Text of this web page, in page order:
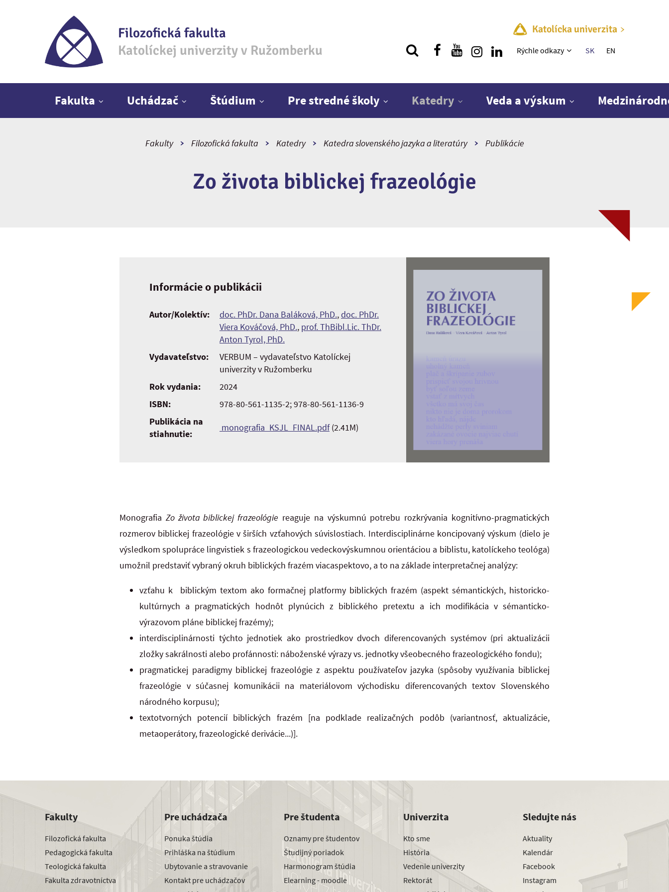
Filozofická fakulta
Katolíckej univerzity v Ružomberku
Katolícka univerzita
Rýchle menu
Rýchle odkazy SK EN
Fakulta Uchádzač Štúdium Pre stredné školy Katedry Veda a výskum
Fakulty Filozofická fakulta Katedry Katedra slovenského jazyka a literatúry Publikácie
Zo života biblickej frazeológie
Informácie o publikácii
Autor/Kolektív: doc. PhDr. Dana Baláková, PhD.,doc. PhDr.
Viera Kováčová, PhD., prof. ThBibl.Lic. ThDr.
Anton Tyrol, PhD.
Vydavateľstvo:
VERBUM – vydavateľstvo Katolíckej
univerzity v Ružomberku
Rok vydania:
2024
ISBN:
978-80-561-1135-2; 978-80-561-1136-9
Publikácia na
stiahnutie:
monografia_KSJL_FINAL.pdf(2.41M)
Monografia Zo života biblickej frazeológie reaguje na výskumnú potrebu rozkrývania kognitívno-pragmatických
rozmerov biblickej frazeológie v širších vzťahových súvislostiach. Interdisciplinárne koncipovaný výskum (dielo je
výsledkom spolupráce lingvistiek s frazeologickou vedeckovýskumnou orientáciou a biblistu, katolíckeho teológa)
umožnil predstaviť vybraný okruh biblických frazém viacaspektovo, a to na základe interpretačnej analýzy:
vzťahu k biblickým textom ako formačnej platformy biblických frazém (aspekt sémantických, historicko-
kultúrnych a pragmatických hodnôt plynúcich z biblického pretextu a ich modifikácia v sémanticko-
výrazovom pláne biblickej frazémy);
interdisciplinárnosti týchto jednotiek ako prostriedkov dvoch diferencovaných systémov (pri aktualizácii
zložky sakrálnosti alebo profánnosti: náboženské výrazy vs. jednotky všeobecného frazeologického fondu);
pragmatickej paradigmy biblickej frazeológie z aspektu používateľov jazyka (spôsoby využívania biblickej
frazeológie v súčasnej komunikácii na materiálovom východisku diferencovaných textov Slovenského
národného korpusu);
textotvorných potencií biblických frazém [na podklade realizačných podôb (variantnosť, aktualizácie,
metaoperátory, frazeologické derivácie...)].
Fakulty
Filozofická fakulta
Pedagogická fakulta
Teologická fakulta
Fakulta zdravotníctva
Pre uchádzača
Ponuka štúdia
Prihláška na štúdium
Ubytovanie a stravovanie
Kontakt pre uchádzačov
Pre študenta
Oznamy pre študentov
Študijný poriadok
Harmonogram štúdia
Elearning - moodle
Univerzita
Kto sme
História
Vedenie univerzity
Rektorát
Sledujte nás
Aktuality
Kalendár
Facebook
Instagram